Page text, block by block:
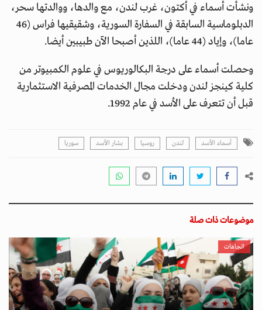
ونشأت أسماء في أكتون، غرب لندن، مع والدها، ووالدتها سحر،
الدبلوماسية السابقة في السفارة السورية، وشقيقيها فراس (46
عاما)، وإياد (44 عاما)، اللذين أصبحا الآن طبيبين أيضا.
وحصلت أسماء على درجة البكالوريوس في علوم الكمبيوتر من
كلية كينجز لندن ودخلت مجال الخدمات المصرفية الاستثمارية
قبل أن تتعرف على الأسد في عام 1992.
أسماء الأسد لندن روسيا بشار الأسد سوريا
موضوعات ذات صلة
اتجاهات